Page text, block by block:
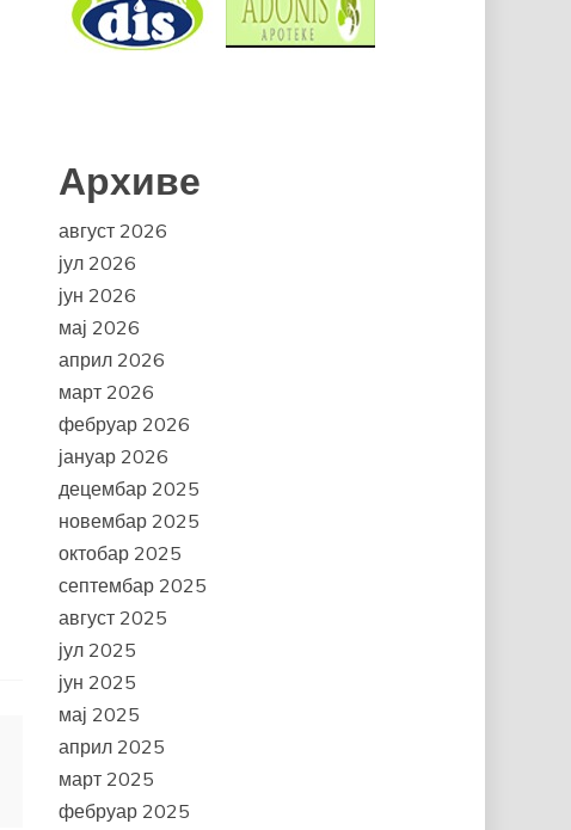
Архиве
август 2026
јул 2026
јун 2026
мај 2026
април 2026
март 2026
фебруар 2026
јануар 2026
децембар 2025
новембар 2025
октобар 2025
септембар 2025
август 2025
јул 2025
јун 2025
мај 2025
април 2025
март 2025
фебруар 2025